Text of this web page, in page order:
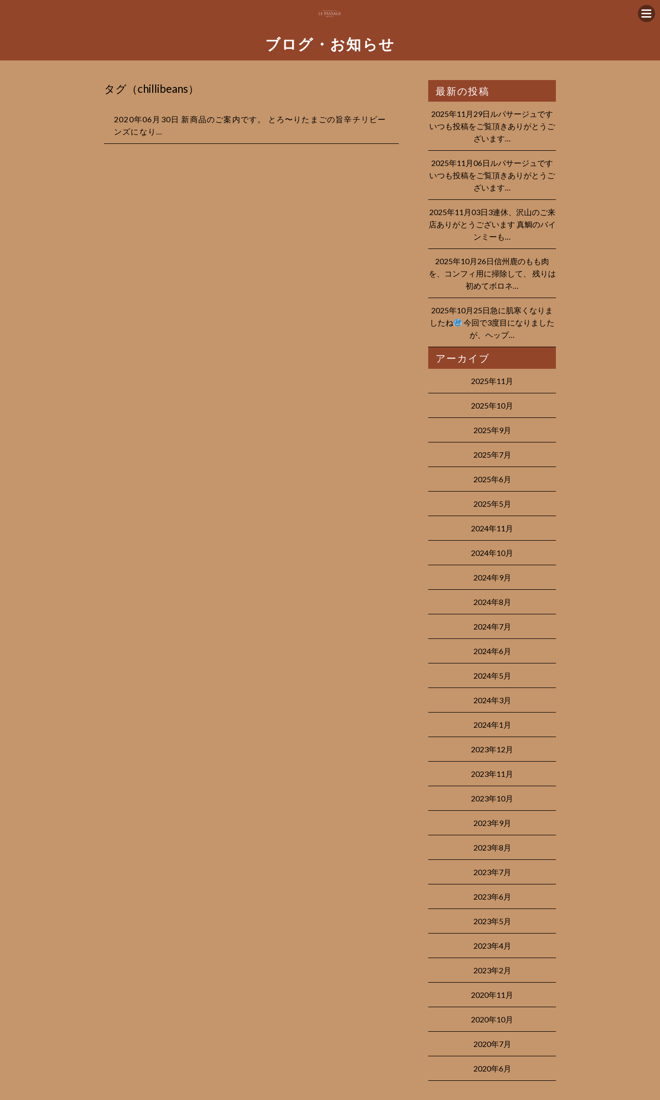
ブログ・お知らせ
タグ（chillibeans）
2020年06月30日 新商品のご案内です。 とろ〜りたまごの旨辛チリビー
ンズになり…
最新の投稿
2025年11月29日ルパサージュです︎
いつも投稿をご覧頂きありがとうご
ざいます…
2025年11月06日ルパサージュです︎
いつも投稿をご覧頂きありがとうご
ざいます…
2025年11月03日3連休、沢山のご来
店ありがとうございます 真鯛のバイ
ンミーも…
2025年10月26日信州鹿のもも肉
を、コンフィ用に掃除して、 残りは
初めてボロネ…
2025年10月25日急に肌寒くなりま
したね
今回で3度目になりました
が、ヘップ…
アーカイブ
2025年11月
2025年10月
2025年9月
2025年7月
2025年6月
2025年5月
2024年11月
2024年10月
2024年9月
2024年8月
2024年7月
2024年6月
2024年5月
2024年3月
2024年1月
2023年12月
2023年11月
2023年10月
2023年9月
2023年8月
2023年7月
2023年6月
2023年5月
2023年4月
2023年2月
2020年11月
2020年10月
2020年7月
2020年6月